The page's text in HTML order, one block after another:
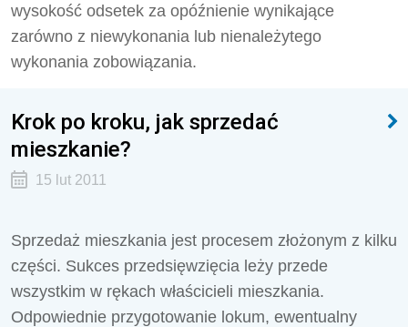
wysokość odsetek za opóźnienie wynikające
zarówno z niewykonania lub nienależytego
wykonania zobowiązania.
Krok po kroku, jak sprzedać
mieszkanie?
15 lut 2011
Sprzedaż mieszkania jest procesem złożonym z kilku
części. Sukces przedsięwzięcia leży przede
wszystkim w rękach właścicieli mieszkania.
Odpowiednie przygotowanie lokum, ewentualny